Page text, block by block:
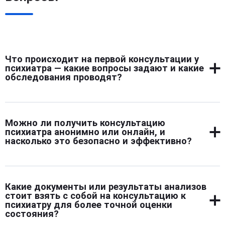
Что происходит на первой консультации у
психиатра — какие вопросы задают и какие
обследования проводят?
На первой встрече психиатр знакомится с жалобами,
событиях в жизни. Обязательно уточняется история
болезней, перенесенные травмы, особенности
Можно ли получить консультацию
психиатра анонимно или онлайн, и
насколько это безопасно и эффективно?
Да, анонимный и дистанционный формат возможен.
позволяют обсудить жалобы, получить рекомендации
и даже начать лечение. Эффективность зависит от
состояния пациента — при тяжелых нарушениях лучше
Какие документы или результаты анализов
стоит взять с собой на консультацию к
психиатру для более точной оценки
состояния?